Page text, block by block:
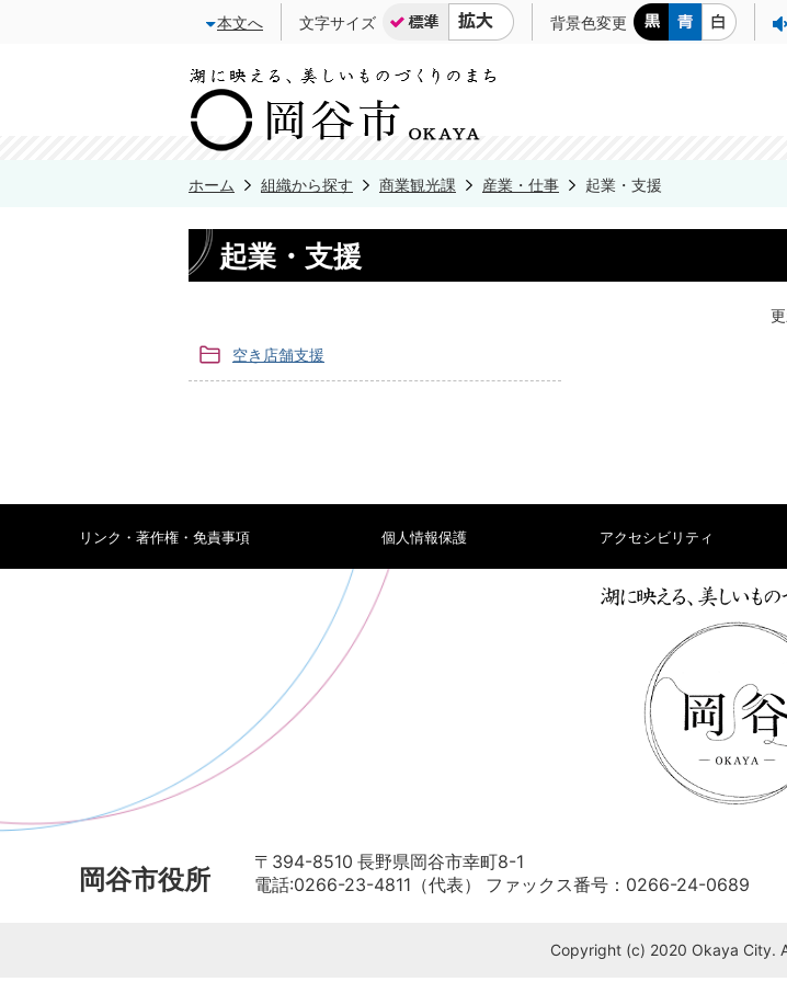
本文へ 文字サイズ 背景色変更
ホーム 組織から探す 商業観光課 産業・仕事 起業・支援
起業・支援
空き店舗支援
リンク・著作権・免責事項 個人情報保護 アクセシビリティ
岡谷市役所
〒394-8510 長野県岡谷市幸町8-1
電話:0266-23-4811（代表） ファックス番号：0266-24-0689
Copyright (c) 2020 Okaya City.